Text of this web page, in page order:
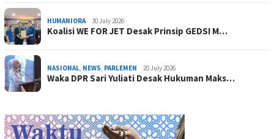
HUMANIORA 30 July 2026
Koalisi WE FOR JET Desak Prinsip GEDSI M…
NASIONAL, NEWS, PARLEMEN 20 July 2026
Waka DPR Sari Yuliati Desak Hukuman Maks…